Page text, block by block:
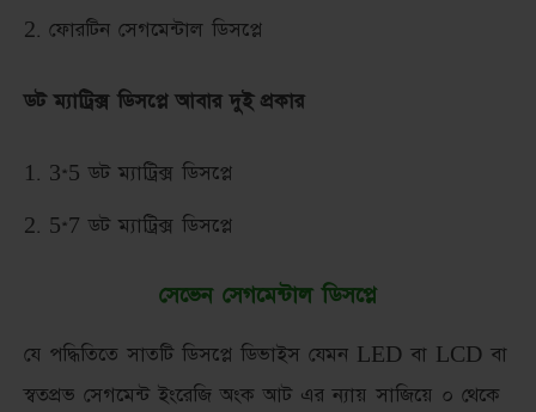
ফোরটিন সেগমেন্টাল ডিসপ্লে
ডট ম্যাট্রিক্স ডিসপ্লে আবার দুই প্রকার
3*5 ডট ম্যাট্রিক্স ডিসপ্লে
5*7 ডট ম্যাট্রিক্স ডিসপ্লে
সেভেন সেগমেন্টাল ডিসপ্লে
যে পদ্ধিতিতে সাতটি ডিসপ্লে ডিভাইস যেমন LED বা LCD বা
স্বতপ্রভ সেগমেন্ট ইংরেজি অংক আট এর ন্যায় সাজিয়ে ০ থেকে